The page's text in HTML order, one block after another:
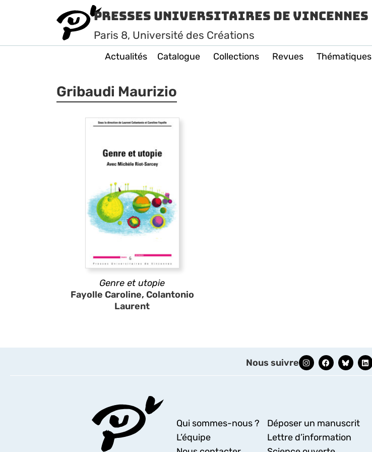
Presses Universitaires de Vincennes
Paris 8, Université des Créations
Actualités Catalogue Collections Revues Thématiques
Gribaudi Maurizio
Genre et utopie
Fayolle Caroline, Colantonio
Laurent
Nous suivre
Qui sommes-nous ?
L’équipe
Déposer un manuscrit
Lettre d’information